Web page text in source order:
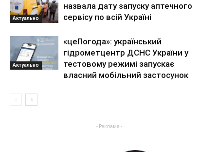
Актуально
назвала дату запуску аптечного
сервісу по всій Україні
Актуально
«цеПогода»: український
гідрометцентр ДСНС України у
тестовому режимі запускає
власний мобільний застосунок
- Реклама -